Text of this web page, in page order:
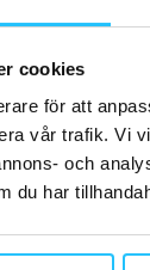
cookies
för att
vår trafik. Vi
och
du har
priser från Polar,
event